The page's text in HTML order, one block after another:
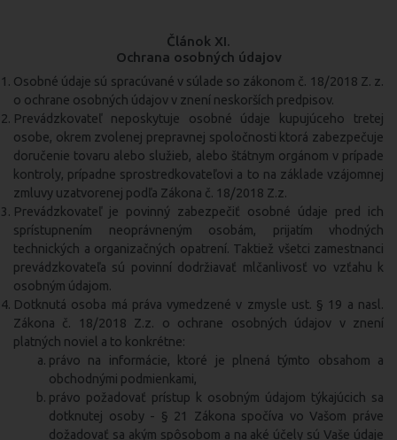
Článok XI.
Ochrana osobných údajov
Osobné údaje sú spracúvané v súlade so zákonom č. 18/2018 Z. z.
o ochrane osobných údajov v znení neskorších predpisov.
Prevádzkovateľ neposkytuje osobné údaje kupujúceho tretej
osobe, okrem zvolenej prepravnej spoločnosti ktorá zabezpečuje
doručenie tovaru alebo služieb, alebo štátnym orgánom v prípade
kontroly, prípadne sprostredkovateľovi a to na základe vzájomnej
zmluvy uzatvorenej podľa Zákona č. 18/2018 Z.z.
Prevádzkovateľ je povinný zabezpečiť osobné údaje pred ich
sprístupnením neoprávneným osobám, prijatím vhodných
technických a organizačných opatrení. Taktiež všetci zamestnanci
prevádzkovateľa sú povinní dodržiavať mlčanlivosť vo vzťahu k
osobným údajom.
Dotknutá osoba má práva vymedzené v zmysle ust. § 19 a nasl.
Zákona č. 18/2018 Z.z. o ochrane osobných údajov v znení
platných noviel a to konkrétne:
právo na informácie, ktoré je plnená týmto obsahom a
obchodnými podmienkami,
právo požadovať prístup k osobným údajom týkajúcich sa
dotknutej osoby - § 21 Zákona spočíva vo Vašom práve
dožadovať sa akým spôsobom a na aké účely sú Vaše údaje